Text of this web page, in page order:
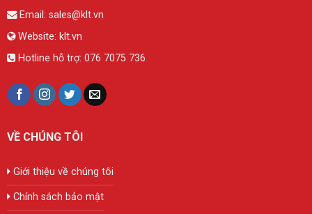
Email: sales@klt.vn
Website: klt.vn
Hotline hỗ trợ: 076 7075 736
VỀ CHÚNG TÔI
Giới thiệu về chúng tôi
Chính sách bảo mật